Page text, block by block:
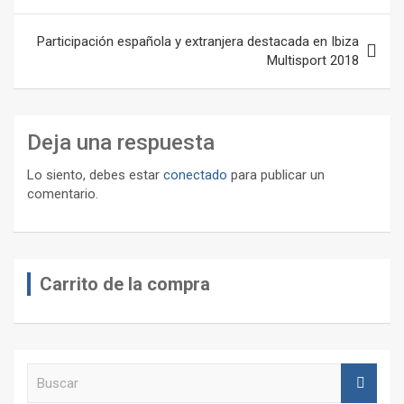
entradas
Participación española y extranjera destacada en Ibiza
Multisport 2018
Deja una respuesta
Lo siento, debes estar conectado para publicar un
comentario.
Carrito de la compra